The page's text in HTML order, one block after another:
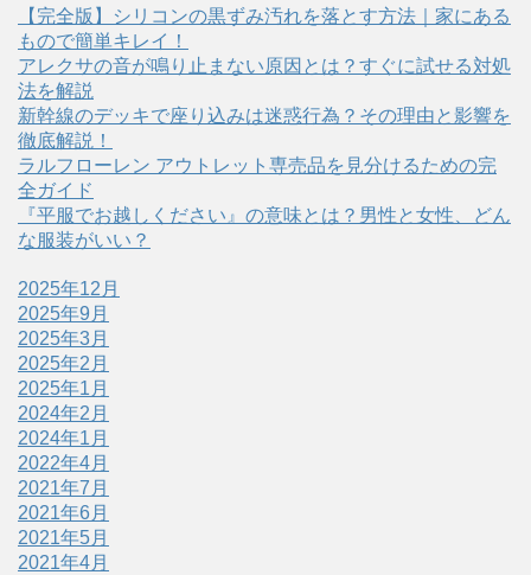
【完全版】シリコンの黒ずみ汚れを落とす方法｜家にある
もので簡単キレイ！
アレクサの音が鳴り止まない原因とは？すぐに試せる対処
法を解説
新幹線のデッキで座り込みは迷惑行為？その理由と影響を
徹底解説！
ラルフローレン アウトレット専売品を見分けるための完
全ガイド
『平服でお越しください』の意味とは？男性と女性、どん
な服装がいい？
2025年12月
2025年9月
2025年3月
2025年2月
2025年1月
2024年2月
2024年1月
2022年4月
2021年7月
2021年6月
2021年5月
2021年4月